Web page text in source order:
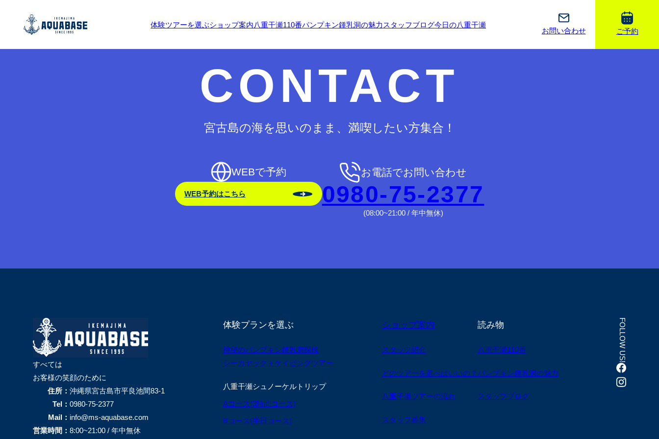
体験ツアーを選ぶショップ案内八重干瀬110番パンプキン鍾乳洞の魅力 スタッフブログ今日の八重干瀬
お問い合わせ ご予約
CONTACT
宮古島の海を思いのまま、満喫したい方集合！
WEBで予約
WEB予約はこちら
お電話でお問い合わせ
0980-75-2377
(08:00~21:00 / 年中無休)
すべては
お客様の笑顔のために
住所：沖縄県宮古島市平良池間83-1
Tel：0980-75-2377
Mail： info@ms-aquabase.com
営業時間：8:00~21:00 / 年中無休
体験プランを選ぶ
神秘のパンプキン鍾乳洞探検
シーカヤック＋ケイビングツアー
八重干瀬シュノーケルトリップ
Aコース(3時間コース)
Bコース(半日コース)
ショップ案内
スタッフ紹介
どのツアーを選べばいいの？
八重干瀬ツアーの流れ
スタッフ募集
読み物
八重干瀬110番
パンプキン鍾乳洞の魅力
スタッフブログ
FOLLOW US!